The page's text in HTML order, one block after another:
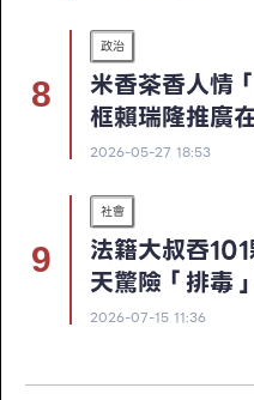
政治
米香茶香人情
框賴瑞隆推廣
2026-05-27 18:53
社會
法籍大叔吞
天驚險「排毒
2026-07-15 11:36